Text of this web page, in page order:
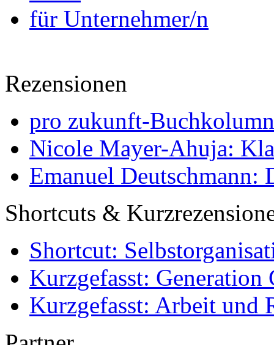
für Unternehmer/n
Rezensionen
pro zukunft-
Nicole Mayer-Ahuja:
Emanuel Deutschmann:
Shortcuts &
Shortcut:
Kurzgefasst: Generation
Kurzgefasst: Arbeit und